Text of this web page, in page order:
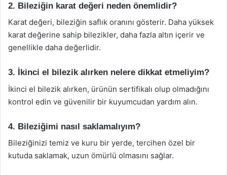
2. Bileziğin karat değeri neden önemlidir?
Karat değeri, bileziğin saflık oranını gösterir. Daha yüksek
karat değerine sahip bilezikler, daha fazla altın içerir ve
genellikle daha değerlidir.
3. İkinci el bilezik alırken nelere dikkat etmeliyim?
İkinci el bilezik alırken, ürünün sertifikalı olup olmadığını
kontrol edin ve güvenilir bir kuyumcudan yardım alın.
4. Bileziğimi nasıl saklamalıyım?
Bileziğinizi temiz ve kuru bir yerde, tercihen özel bir
kutuda saklamak, uzun ömürlü olmasını sağlar.